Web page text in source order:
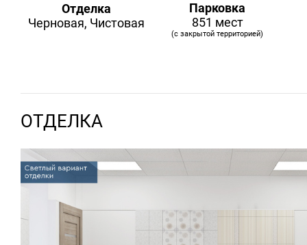
Отделка
Черновая, Чистовая
Парковка
851 мест
(с закрытой территорией)
ОТДЕЛКА